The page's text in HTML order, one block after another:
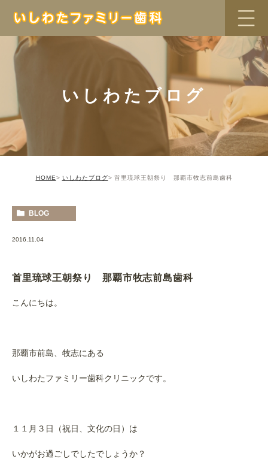
いしわたブログ
HOME いしわたブログ 首里琉球王朝祭り 那覇市牧志前島歯科
BLOG
2016.11.04
首里琉球王朝祭り 那覇市牧志前島歯科
こんにちは。
那覇市前島、牧志にある
いしわたファミリー歯科クリニックです。
１１月３日（祝日、文化の日）は
いかがお過ごしでしたでしょうか？